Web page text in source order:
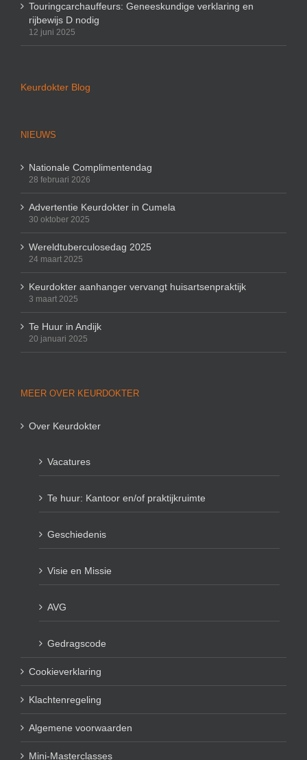
Touringcarchauffeurs: Geneeskundige verklaring en
rijbewijs D nodig
12 juni 2025
Keurdokter Blog
NIEUWS
Nationale Complimentendag
28 februari 2026
Advertentie Keurdokter in Cumela
30 oktober 2025
Wereldtuberculosedag 2025
24 maart 2025
Keurdokter aanhanger vervangt huisartsenpraktijk
3 maart 2025
Te Huur in Andijk
20 januari 2025
MEER OVER KEURDOKTER
Over Keurdokter
Vacatures
Te huur: Kantoor en/of praktijkruimte
Geschiedenis
Visie en Missie
AVG
Gedragscode
Cookieverklaring
Klachtenregeling
Algemene voorwaarden
Mini-Masterclasses